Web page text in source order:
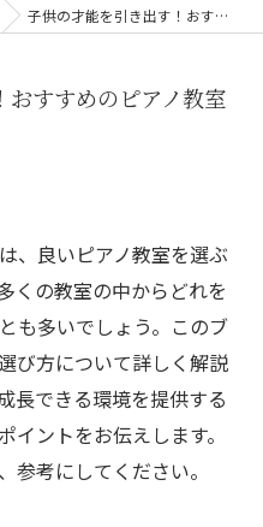
子供の才能を引き出す！おすすめのピアノ教室の選び方
おすすめのピアノ教室
、良いピアノ教室を選ぶ
くの教室の中からどれを
も多いでしょう。このブ
び方について詳しく解説
長できる環境を提供する
イントをお伝えします。
参考にしてください。